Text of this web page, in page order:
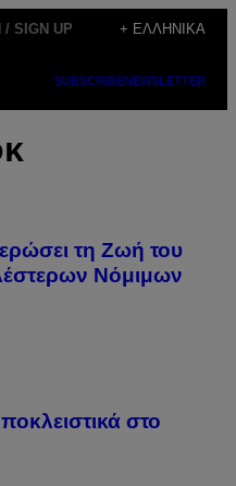
/ SIGN UP + ΕΛΛΗΝΙΚΆ
SUBSCRIBENEWSLETTER
τη Ζωή του
Νόμιμων
στο